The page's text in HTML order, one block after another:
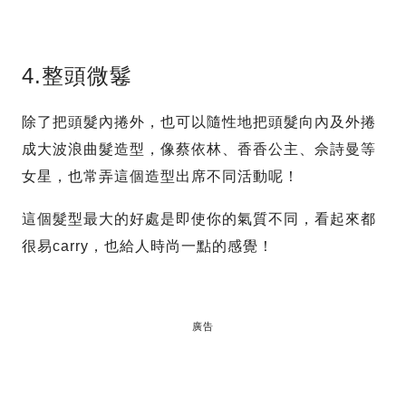
4.整頭微鬈
除了把頭髮內捲外，也可以隨性地把頭髮向內及外捲
成大波浪曲髮造型，像蔡依林、香香公主、佘詩曼等
女星，也常弄這個造型出席不同活動呢！
這個髮型最大的好處是即使你的氣質不同，看起來都
很易carry，也給人時尚一點的感覺！
廣告